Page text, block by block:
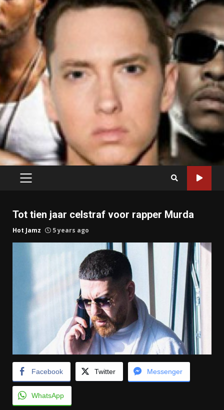
PRIMARY
Tot tien jaar celstraf voor rapper Murda
Hot Jamz 5 years ago
Facebook Twitter Messenger
WhatsApp